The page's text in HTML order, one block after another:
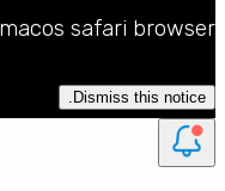
safari browser
Dismiss this notice.